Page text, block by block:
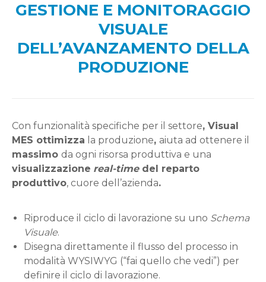
GESTIONE E MONITORAGGIO
VISUALE
DELL’AVANZAMENTO DELLA
PRODUZIONE
Con funzionalità specifiche per il settore, Visual
MES ottimizza la produzione, aiuta ad ottenere il
massimo da ogni risorsa produttiva e una
visualizzazione real-timedel reparto
produttivo, cuore dell’azienda.
Riproduce il ciclo di lavorazione su uno Schema
Visuale.
Disegna direttamente il flusso del processo in
modalità WYSIWYG (“fai quello che vedi”) per
definire il ciclo di lavorazione.